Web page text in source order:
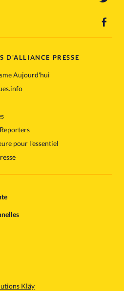
D'ALLIANCE PRESSE
Aujourd'hui
pour l'essentiel
Kläy